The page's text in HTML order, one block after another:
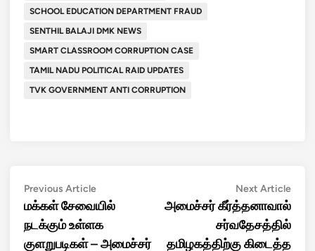
SCHOOL EDUCATION DEPARTMENT FRAUD
SENTHIL BALAJI DMK NEWS
SMART CLASSROOM CORRUPTION CASE
TAMIL NADU POLITICAL RAID UPDATES
TVK GOVERNMENT ANTI CORRUPTION
Post
navigation
Previous ArticlePrevious
article:
மக்கள் சேவையில்
நடக்கும் உள்ளக
குளறுபடிகள் – அமைச்சர்
Next ArticleNext
அமைச்சர் கீர்த்தனாவால்
சர்வதேசத்தில்
தமிழகத்திற்கு கிடைத்த